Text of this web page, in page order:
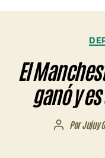
El
ganó y
AutorPorJujuy